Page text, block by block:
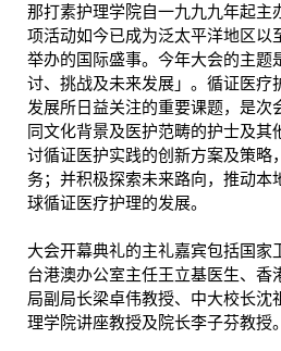
那打素护理学院自一九九九年起主
项活动如今已成为泛太平洋地区以
举办的国际盛事。今年大会的主题
讨、挑战及未来发展」。循证医疗
发展所日益关注的重要课题，是次
同文化背景及医护范畴的护士及其
讨循证医护实践的创新方案及策略
务；并积极探索未来路向，推动本
球循证医疗护理的发展。
大会开幕典礼的主礼嘉宾包括国
台港澳办公室主任王立基医生、香
局副局长梁卓伟教授、中大校长沈
理学院讲座教授及院长李子芬教授。